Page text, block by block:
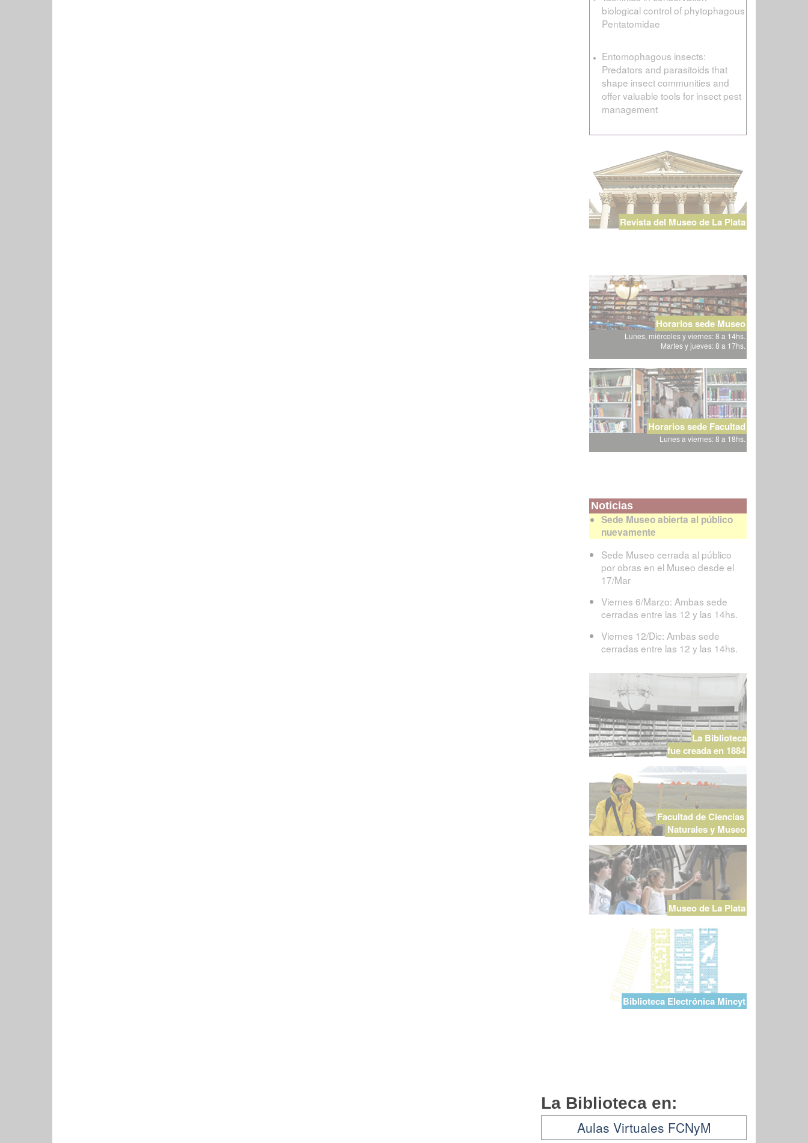
biological control of phytophagous
Pentatomidae
Entomophagous insects:
Predators and parasitoids that
shape insect communities and
offer valuable tools for insect pest
management
Revista del Museo de La Plata
Horarios sede Museo
Lunes, miércoles y viernes: 8 a 14hs.
Martes y jueves: 8 a 17hs.
Horarios sede Facultad
Lunes a viernes: 8 a 18hs.
Noticias
Sede Museo abierta al público
nuevamente
Sede Museo cerrada al público
por obras en el Museo desde el
17/Mar
Viernes 6/Marzo: Ambas sede
cerradas entre las 12 y las 14hs.
Viernes 12/Dic: Ambas sede
cerradas entre las 12 y las 14hs.
La Biblioteca
fue creada en 1884
Facultad de Ciencias
Naturales y Museo
Museo de La Plata
Biblioteca Electrónica Mincyt
La Biblioteca en:
Aulas Virtuales FCNyM